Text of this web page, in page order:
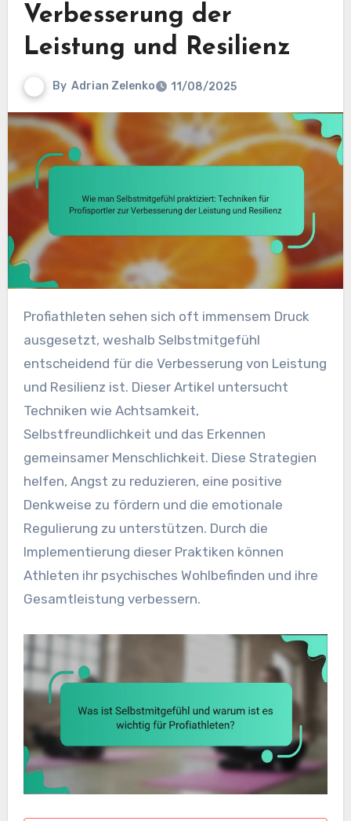
Verbesserung der
Leistung und Resilienz
By Adrian Zelenko 11/08/2025
Profiathleten sehen sich oft immensem Druck
ausgesetzt, weshalb Selbstmitgefühl
entscheidend für die Verbesserung von Leistung
und Resilienz ist. Dieser Artikel untersucht
Techniken wie Achtsamkeit,
Selbstfreundlichkeit und das Erkennen
gemeinsamer Menschlichkeit. Diese Strategien
helfen, Angst zu reduzieren, eine positive
Denkweise zu fördern und die emotionale
Regulierung zu unterstützen. Durch die
Implementierung dieser Praktiken können
Athleten ihr psychisches Wohlbefinden und ihre
Gesamtleistung verbessern.